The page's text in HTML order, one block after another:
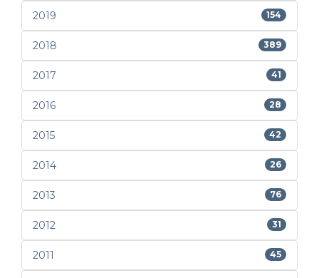
2019 154
2018 389
2017 41
2016 28
2015 42
2014 26
2013 76
2012 31
2011 45